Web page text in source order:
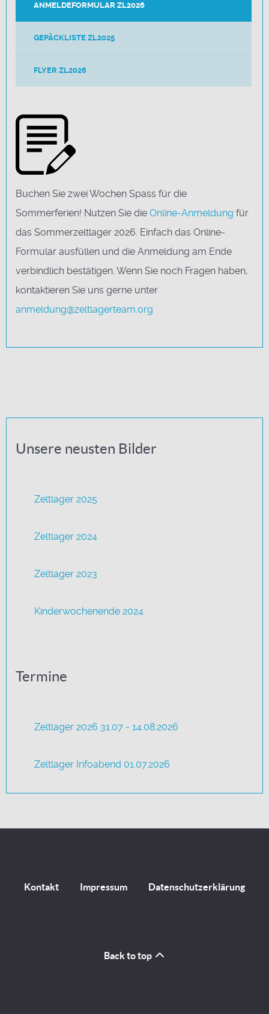
ANMELDEFORMULAR ZL2026
GEPÄCKLISTE ZL2025
FLYER ZL2026
Buchen Sie zwei Wochen Spass für die
Sommerferien! Nutzen Sie die Online-Anmeldung für
das Sommerzeltlager 2026. Einfach das Online-
Formular ausfüllen und die Anmeldung am Ende
verbindlich bestätigen. Wenn Sie noch Fragen haben,
kontaktieren Sie uns gerne unter
anmeldung@zeltlagerteam.org
Unsere neusten Bilder
Zeltlager 2025
Zeltlager 2024
Zeltlager 2023
Kinderwochenende 2024
Termine
Zeltlager 2026 31.07 - 14.08.2026
Zeltlager Infoabend 01.07.2026
Kontakt Impressum Datenschutzerklärung
Back to top